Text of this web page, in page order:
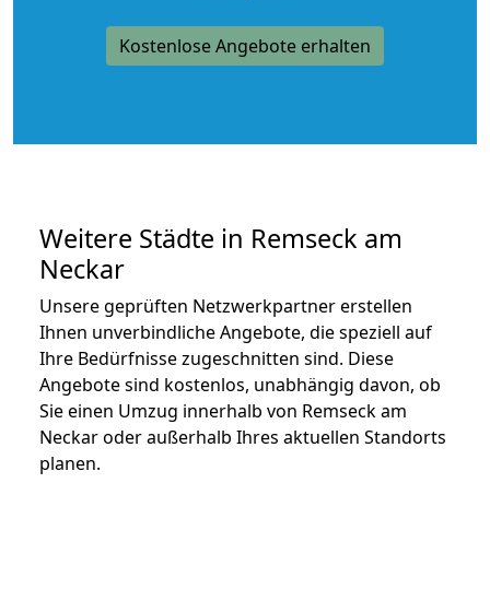
Kostenlose Angebote erhalten
Weitere Städte in Remseck am
Neckar
Unsere geprüften Netzwerkpartner erstellen
Ihnen unverbindliche Angebote, die speziell auf
Ihre Bedürfnisse zugeschnitten sind. Diese
Angebote sind kostenlos, unabhängig davon, ob
Sie einen Umzug innerhalb von Remseck am
Neckar oder außerhalb Ihres aktuellen Standorts
planen.